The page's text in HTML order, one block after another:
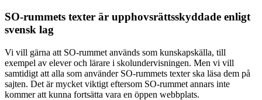
SO-rummets texter är upphovsrättsskyddade enligt
svensk lag
Vi vill gärna att SO-rummet används som kunskapskälla, till
exempel av elever och lärare i skolundervisningen. Men vi vill
samtidigt att alla som använder SO-rummets texter ska läsa dem på
sajten. Det är mycket viktigt eftersom SO-rummet annars inte
kommer att kunna fortsätta vara en öppen webbplats.